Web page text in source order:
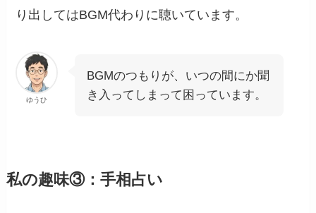
り出してはBGM代わりに聴いています。
ゆうひ
BGMのつもりが、いつの間にか聞
き入ってしまって困っています。
私の趣味③：手相占い